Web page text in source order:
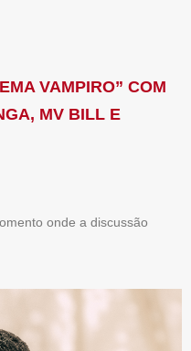
VAMPIRO” COM
MV BILL E
onde a discussão